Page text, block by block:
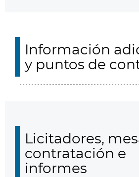
Información
y puntos de
Licitadores,
contratación e
informes